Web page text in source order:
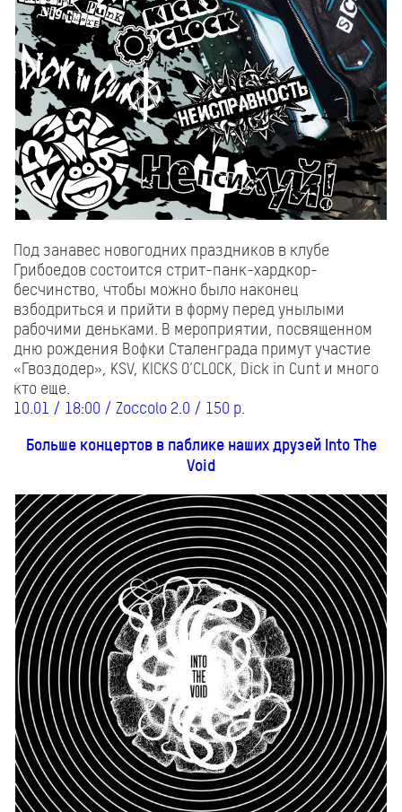
Под занавес новогодних праздников в клубе
Грибоедов состоится стрит-панк-хардкор-
бесчинство, чтобы можно было наконец
взбодриться и прийти в форму перед унылыми
рабочими деньками. В мероприятии, посвященном
дню рождения Вофки Сталенграда примут участие
«Гвоздодер», KSV, KICKS O’CLOCK, Dick in Cunt и много
кто еще.
10.01 / 18:00 / Zoccolo 2.0 / 150 р.
Больше концертов в паблике наших друзей Into The
Void